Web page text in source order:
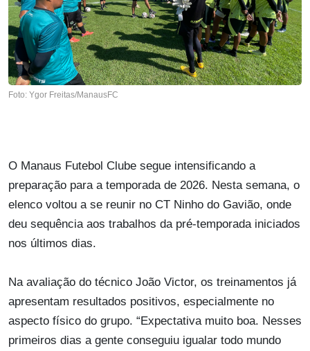
Foto: Ygor Freitas/ManausFC
O Manaus Futebol Clube segue intensificando a
preparação para a temporada de 2026. Nesta semana, o
elenco voltou a se reunir no CT Ninho do Gavião, onde
deu sequência aos trabalhos da pré-temporada iniciados
nos últimos dias.
Na avaliação do técnico João Victor, os treinamentos já
apresentam resultados positivos, especialmente no
aspecto físico do grupo. “Expectativa muito boa. Nesses
primeiros dias a gente conseguiu igualar todo mundo